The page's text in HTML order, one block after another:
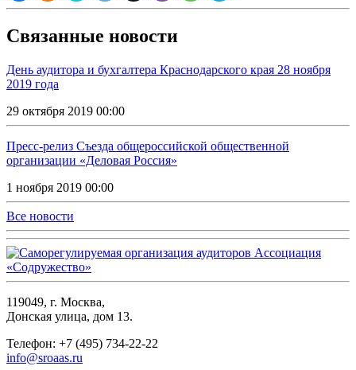
Связанные новости
День аудитора и бухгалтера Краснодарского края 28 ноября
2019 года
29 октября 2019 00:00
Пресс-релиз Съезда общероссийской общественной
организации «Деловая Россия»
1 ноября 2019 00:00
Все новости
119049, г. Москва,
Донская улица, дом 13.
Телефон: +7 (495) 734-22-22
info@sroaas.ru